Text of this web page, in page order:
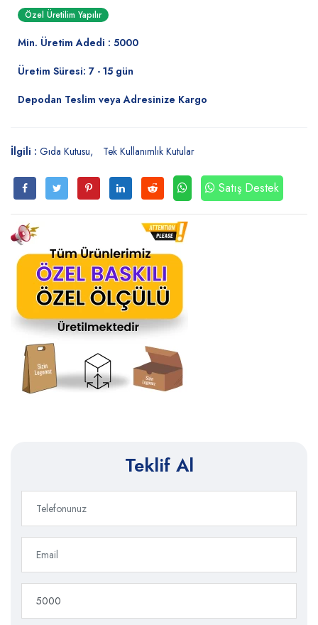
Özel Üretilim Yapılır
Min. Üretim Adedi : 5000
Üretim Süresi: 7 - 15 gün
Depodan Teslim veya Adresinize Kargo
İlgili : Gıda Kutusu Tek Kullanımlık Kutular
Satış Destek
Teklif Al